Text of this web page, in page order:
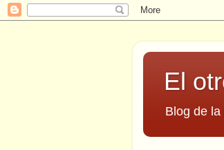
El
Blog de